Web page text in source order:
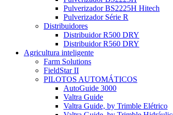
Pulverizador BS2225H Hitech
Pulverizador Série R
Distribuidores
Distribuidor R500 DRY
Distribuidor R560 DRY
Agricultura inteligente
Farm Solutions
FieldStar II
PILOTOS AUTOMÁTICOS
AutoGuide 3000
Valtra Guide
Valtra Guide, by Trimble Elétrico